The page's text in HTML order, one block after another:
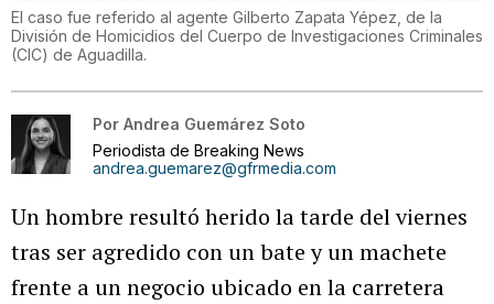
El caso fue referido al agente Gilberto Zapata Yépez, de la
División de Homicidios del Cuerpo de Investigaciones Criminales
(CIC) de Aguadilla.
Por Andrea Guemárez Soto
Periodista de Breaking News
andrea.guemarez@gfrmedia.com
Un hombre resultó herido la tarde del viernes
tras ser agredido con un bate y un machete
frente a un negocio ubicado en la carretera